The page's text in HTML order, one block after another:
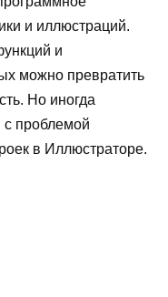
и иллюстраций.
и
можно превратить
Но иногда
с проблемой
в Иллюстраторе.